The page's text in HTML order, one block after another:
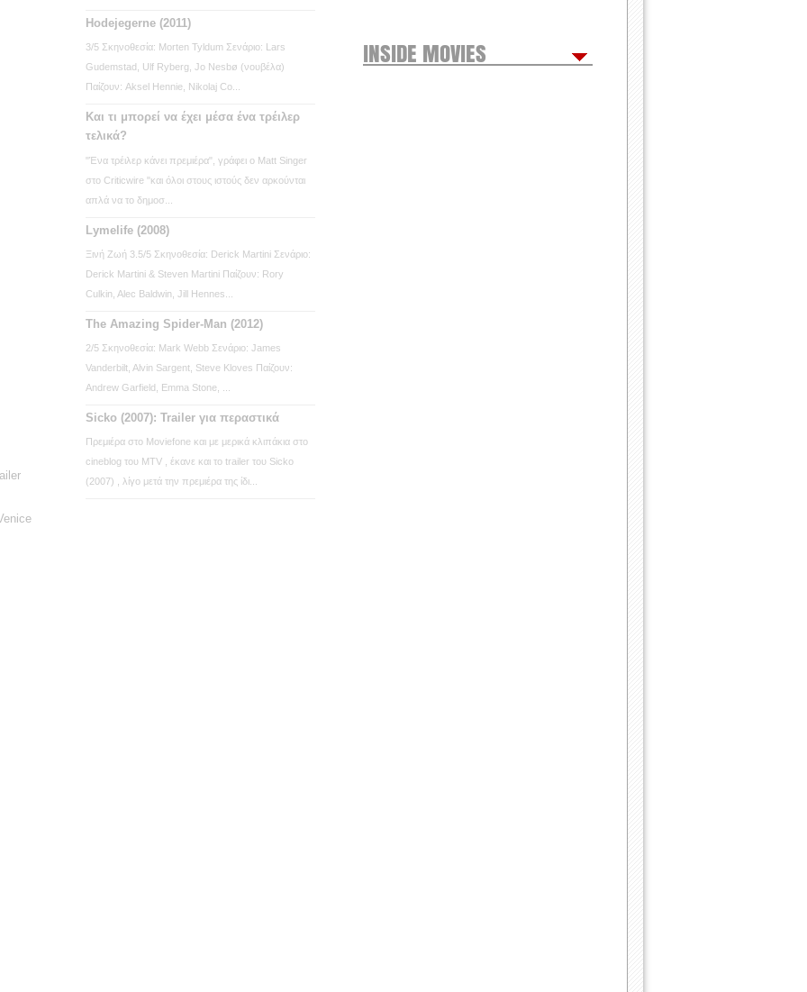
Hodejegerne (2011)
3/5 Σκηνοθεσία: Morten Tyldum Σενάριο: Lars
Gudemstad, Ulf Ryberg, Jo Nesbø (νουβέλα)
Παίζουν: Aksel Hennie, Nikolaj Co...
Και τι μπορεί να έχει μέσα ένα τρέιλερ
τελικά?
"Ένα τρέιλερ κάνει πρεμιέρα", γράφει ο Matt Singer
στο Criticwire "και όλοι στους ιστούς δεν αρκούνται
απλά να το δημοσ...
Lymelife (2008)
Ξινή Ζωή 3.5/5 Σκηνοθεσία: Derick Martini Σενάριο:
Derick Martini & Steven Martini Παίζουν: Rory
Culkin, Alec Baldwin, Jill Hennes...
The Amazing Spider-Man (2012)
2/5 Σκηνοθεσία: Mark Webb Σενάριο: James
Vanderbilt, Alvin Sargent, Steve Kloves Παίζουν:
Andrew Garfield, Emma Stone, ...
Sicko (2007): Trailer για περαστικά
Πρεμιέρα στο Moviefone και με μερικά κλιπάκια στο
cineblog του MTV , έκανε και το trailer του Sicko
(2007) , λίγο μετά την πρεμιέρα της ίδι...
INSIDE MOVIES